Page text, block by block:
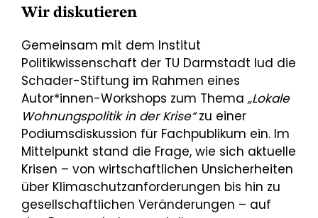
Wir diskutieren
Gemeinsam mit dem Institut
Politikwissenschaft der TU Darmstadt lud die
Schader-Stiftung im Rahmen eines
Autor*innen-Workshops zum Thema „Lokale
Wohnungspolitik in der Krise“zu einer
Podiumsdiskussion für Fachpublikum ein. Im
Mittelpunkt stand die Frage, wie sich aktuelle
Krisen – von wirtschaftlichen Unsicherheiten
über Klimaschutzanforderungen bis hin zu
gesellschaftlichen Veränderungen – auf